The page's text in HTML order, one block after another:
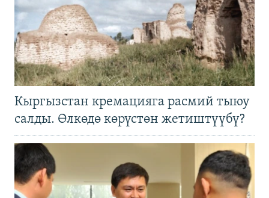
Кыргызстан кремацияга расмий тыюу
салды. Өлкөдө көрүстөн жетиштүүбү?